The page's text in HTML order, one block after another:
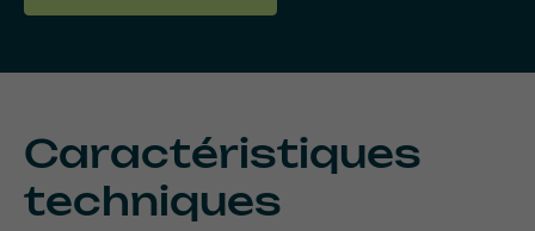
Caractéristiques
techniques